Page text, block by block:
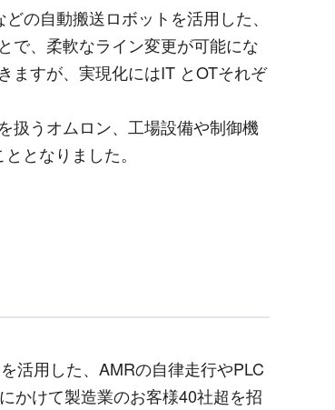
どの自動搬送ロボットを活用した、
で、柔軟なライン変更が可能にな
ますが、実現化にはIT とOTそれぞ
扱うオムロン、工場設備や制御機
となりました。
を活用した、 AMRの自律走行やPLC
かけて製造業のお客様40社超を招